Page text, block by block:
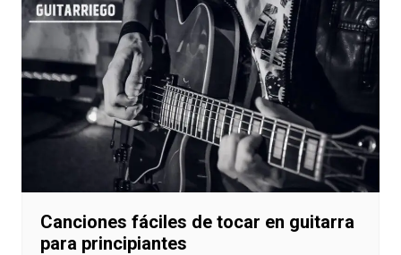
Canciones fáciles de tocar en guitarra
para principiantes